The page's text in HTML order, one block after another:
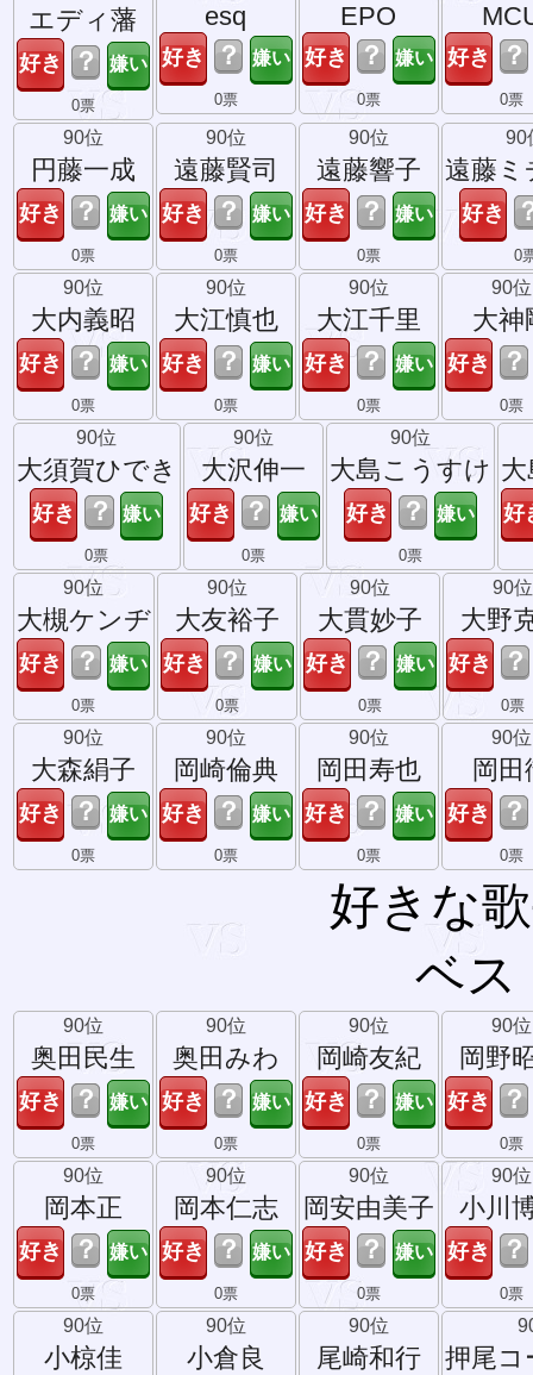
エディ藩
？
0票
esq
？
0票
EPO
？
0票
？
0票
90位
円藤一成
？
0票
90位
遠藤賢司
？
0票
90位
遠藤響子
？
0票
90
遠藤ミ
0
90位
大内義昭
？
0票
90位
大江慎也
？
0票
90位
大江千里
？
0票
90位
大神
？
0票
90位
大須賀ひでき
？
0票
90位
大沢伸一
？
0票
90位
大島こうすけ
？
0票
90位
大槻ケンヂ
？
0票
90位
大友裕子
？
0票
90位
大貫妙子
？
0票
90位
大野
？
0票
90位
大森絹子
？
0票
90位
岡崎倫典
？
0票
90位
岡田寿也
？
0票
90位
岡田
？
0票
好きな
ベス
90位
奥田民生
？
0票
90位
奥田みわ
？
0票
90位
岡崎友紀
？
0票
90位
岡野
？
0票
90位
岡本正
？
0票
90位
岡本仁志
？
0票
90位
岡安由美子
？
0票
90位
小川
？
0票
90位
小椋佳
90位
小倉良
90位
尾崎和行 押尾コ